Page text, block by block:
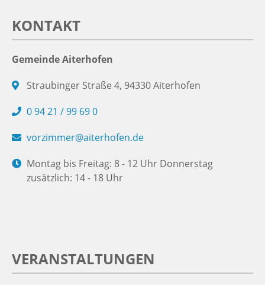
KONTAKT
Gemeinde Aiterhofen
Straubinger Straße 4, 94330 Aiterhofen
0 94 21 / 99 69 0
vorzimmer@aiterhofen.de
Montag bis Freitag: 8 - 12 Uhr Donnerstag
zusätzlich: 14 - 18 Uhr
VERANSTALTUNGEN